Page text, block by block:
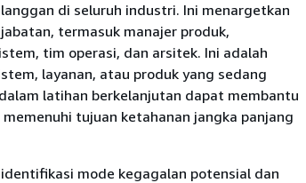
di seluruh industri. Ini menargetkan
termasuk manajer produk,
tim operasi, dan arsitek. Ini adalah
layanan, atau produk yang sedang
latihan berkelanjutan dapat membantu
tujuan ketahanan jangka panjang
mode kegagalan potensial dan